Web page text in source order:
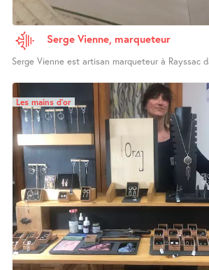
Serge Vienne, marqueteur
Serge Vienne est artisan marqueteur à Rayssac
Les mains d’or